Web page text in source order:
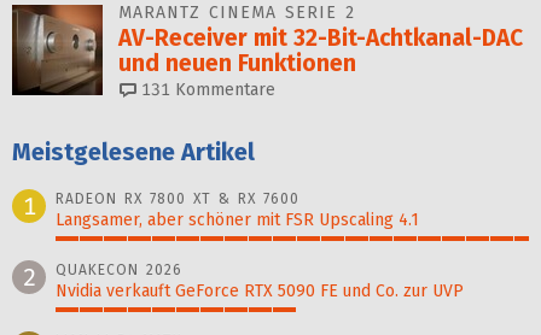
MARANTZ CINEMA SERIE 2
AV-Receiver mit 32-Bit-Acht­kanal-DAC
und neuen Funktionen
131 Kommentare
Meistgelesene Artikel
1
RADEON RX 7800 XT & RX 7600
Langsamer, aber schöner mit FSR Upscaling 4.1
100%
2 QUAKECON 2026
Nvidia verkauft GeForce RTX 5090 FE und Co. zur UVP
51%